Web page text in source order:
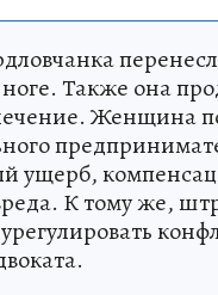
Также она
Женщина
ущерб,
К тому же,